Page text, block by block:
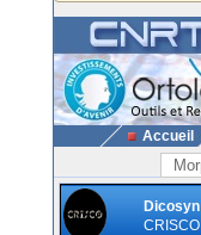
Accueil
Dicosyn
CRISCO